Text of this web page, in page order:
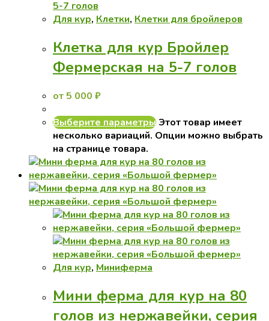
Для кур, Клетки, Клетки для бройлеров
Клетка для кур Бройлер
Фермерская на 5-7 голов
от 5 000 ₽
Выберите параметрыЭтот товар имеет
несколько вариаций. Опции можно выбрать
на странице товара.
Для кур, Миниферма
Мини ферма для кур на 80
голов из нержавейки, серия